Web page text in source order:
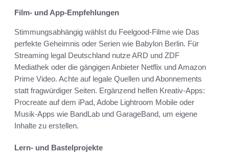
Film- und App-Empfehlungen
Stimmungsabhängig wählst du Feelgood-Filme wie Das
perfekte Geheimnis oder Serien wie Babylon Berlin. Für
Streaming legal Deutschland nutze ARD und ZDF
Mediathek oder die gängigen Anbieter Netflix und Amazon
Prime Video. Achte auf legale Quellen und Abonnements
statt fragwürdiger Seiten. Ergänzend helfen Kreativ-Apps:
Procreate auf dem iPad, Adobe Lightroom Mobile oder
Musik-Apps wie BandLab und GarageBand, um eigene
Inhalte zu erstellen.
Lern- und Bastelprojekte